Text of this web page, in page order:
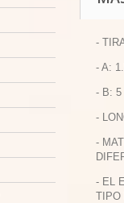
-
- A:
- B: 5
-
-
- EL
TIPO